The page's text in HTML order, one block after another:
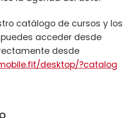
catálogo de cursos y los
acceder desde
desde
desktop/?catalog